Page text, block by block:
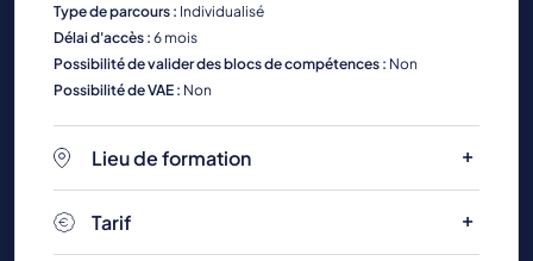
Type de parcours : Individualisé
Délai d'accès : 6 mois
Possibilité de valider des blocs de compétences : Non
Possibilité de VAE : Non
Lieu de formation
Tarif